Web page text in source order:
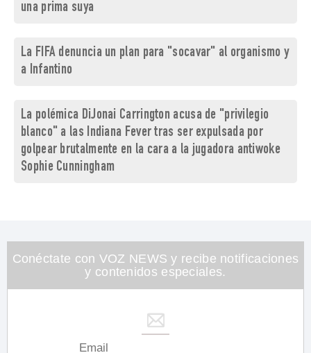
una prima suya
La FIFA denuncia un plan para "socavar" al organismo y
a Infantino
La polémica DiJonai Carrington acusa de "privilegio
blanco" a las Indiana Fever tras ser expulsada por
golpear brutalmente en la cara a la jugadora antiwoke
Sophie Cunningham
Conéctate con VOZ NEWS y recibe notificaciones
y contenidos especiales.